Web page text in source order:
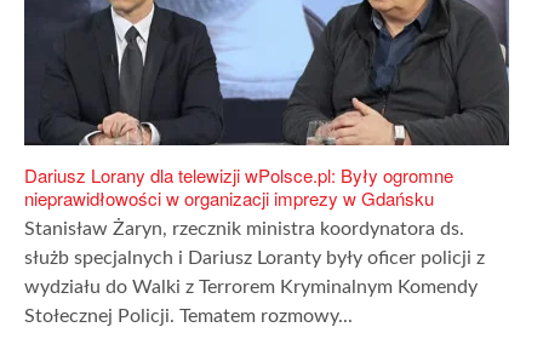
Dariusz Lorany dla telewizji wPolsce.pl: Były ogromne
nieprawidłowości w organizacji imprezy w Gdańsku
Stanisław Żaryn, rzecznik ministra koordynatora ds.
służb specjalnych i Dariusz Loranty były oficer policji z
wydziału do Walki z Terrorem Kryminalnym Komendy
Stołecznej Policji. Tematem rozmowy...